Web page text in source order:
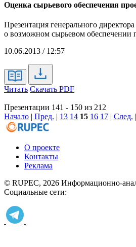
Оценка сырьевого обеспечения
Презентация генерального
о возможном сырьевом обеспечении
10.06.2013 / 12:57
Читать Скачать PDF
Презентации 141 - 150 из 212
Начало | Пред. | 13 14 15 16 17 | След. |
О проекте
Контакты
Реклама
© RUPEC, 2026 Информационно-
Социальные сети: